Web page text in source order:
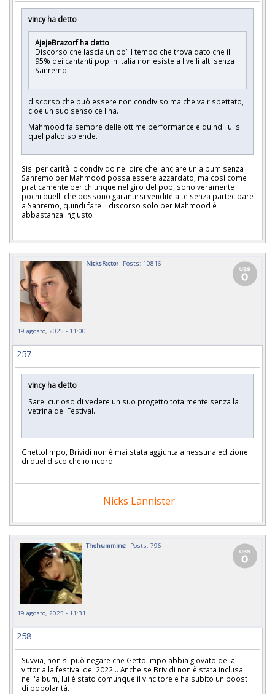
vincy ha detto
AjejeBrazorf ha detto
Discorso che lascia un po’ il tempo che trova dato che il
95% dei cantanti pop in Italia non esiste a livelli alti senza
Sanremo
discorso che può essere non condiviso ma che va rispettato,
cioè un suo senso ce l'ha.
Mahmood fa sempre delle ottime performance e quindi lui si
quel palco splende.
Sisi per carità io condivido nel dire che lanciare un album senza
Sanremo per Mahmood possa essere azzardato, ma così come
praticamente per chiunque nel giro del pop, sono veramente
pochi quelli che possono garantirsi vendite alte senza partecipare
a Sanremo, quindi fare il discorso solo per Mahmood è
abbastanza ingiusto
NicksFactor Posts: 10816
19 agosto, 2025 - 11:00
257
vincy ha detto
Sarei curioso di vedere un suo progetto totalmente senza la
vetrina del Festival.
Ghettolimpo, Brividi non è mai stata aggiunta a nessuna edizione
di quel disco che io ricordi
Nicks Lannister
Thehumming Posts: 796
19 agosto, 2025 - 11:31
258
Suvvia, non si può negare che Gettolimpo abbia giovato della
vittoria la festival del 2022... Anche se Brividi non è stata inclusa
nell'album, lui è stato comunque il vincitore e ha subito un boost
di popolarità.